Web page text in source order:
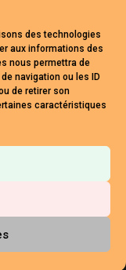
des technologies
aux informations des
nous permettra de
navigation ou les ID
de retirer son
caractéristiques